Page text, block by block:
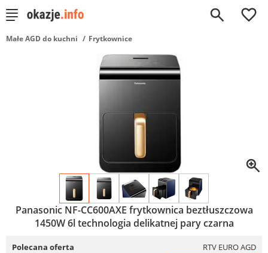
0
Małe AGD do kuchni Frytkownice
Panasonic NF-CC600AXE frytkownica beztłuszczowa
1450W 6l technologia delikatnej pary czarna
Polecana oferta RTV EURO AGD